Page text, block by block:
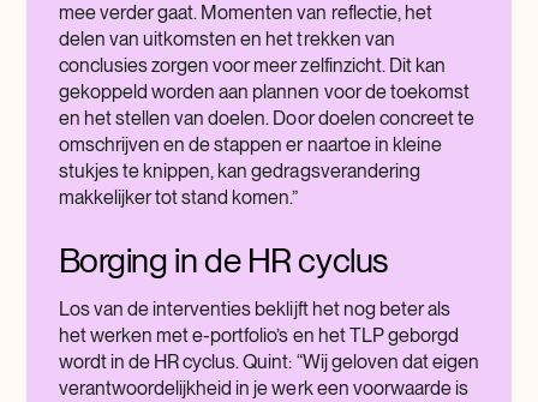
mee verder gaat. Momenten van reflectie, het
delen van uitkomsten en het trekken van
conclusies zorgen voor meer zelfinzicht. Dit kan
gekoppeld worden aan plannen voor de toekomst
en het stellen van doelen. Door doelen concreet te
omschrijven en de stappen er naartoe in kleine
stukjes te knippen, kan gedragsverandering
makkelijker tot stand komen.”
Borging in de HR cyclus
Los van de interventies beklijft het nog beter als
het werken met e-portfolio’s en het TLP geborgd
wordt in de HR cyclus. Quint: “Wij geloven dat eigen
verantwoordelijkheid in je werk een voorwaarde is